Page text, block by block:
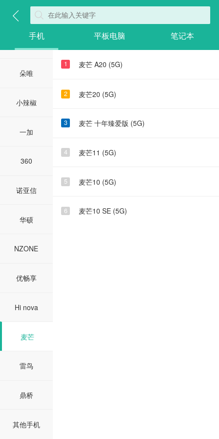
手机 平板电脑 笔记本
朵唯
小辣椒
一加
360
诺亚信
华硕
NZONE
优畅享
Hi nova
麦芒
雷鸟
鼎桥
其他手机
1 麦芒 A20 (5G)
2 麦芒20 (5G)
3 麦芒 十年臻爱版 (5G)
4 麦芒11 (5G)
5 麦芒10 (5G)
6 麦芒10 SE (5G)